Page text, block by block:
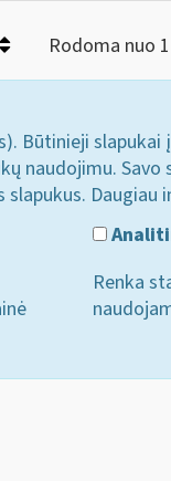
Rodoma nuo
Būtinieji
naudojimu.
Daugiau
Renka